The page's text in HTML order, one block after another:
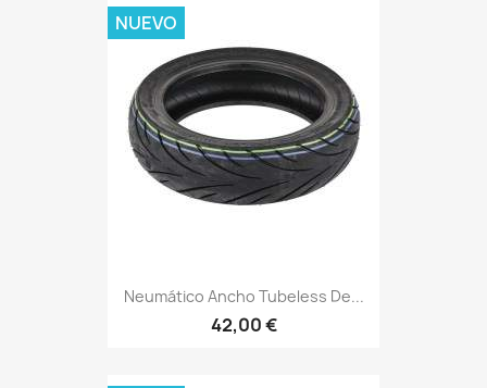
Neumático Ancho Tubeless De...
42,00 €
NUEVO